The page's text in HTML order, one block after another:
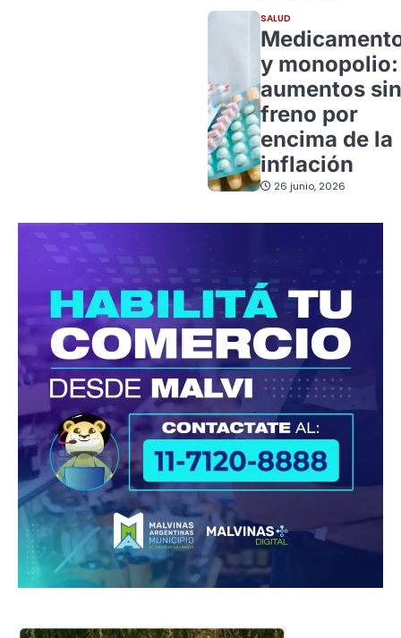
SALUD
y monopolio:
aumentos sin
freno por
encima de la
inflación
26 junio, 2026